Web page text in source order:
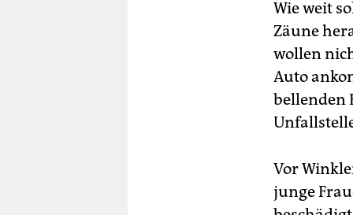
Wie weit
Zäune
wollen
Auto
bellenden
Vor
junge